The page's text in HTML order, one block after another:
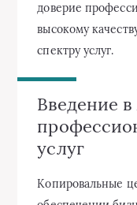
доверие
высокому
спектру услуг.
Введение
услуг
Копировальные